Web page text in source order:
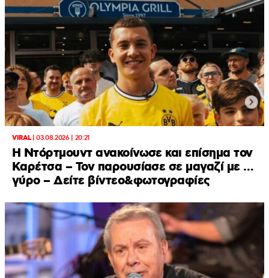
VIRAL|03.08.2026 | 20:21
Η Ντόρτμουντ ανακοίνωσε και επίσημα τον
Καρέτσα – Τον παρουσίασε σε μαγαζί με …
γύρο – Δείτε βίντεο&φωτογραφίες